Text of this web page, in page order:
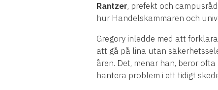
Rantzer, prefekt och
hur Handelskammaren och
Gregory inledde med att
att gå på lina utan
åren. Det, menar han, beror
hantera problem i ett tidigt